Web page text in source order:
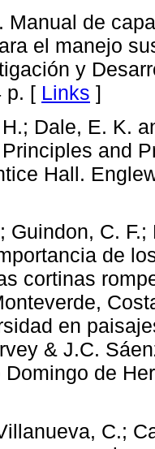
Manual de
el manejo
y
p. [ Links ]
Dale, E. K.
and
Hall.
Guindon, C.
de
cortinas
en
& J.C.
Domingo de
C.;